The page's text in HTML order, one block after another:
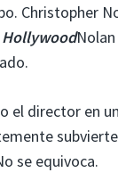
Christopher
el director en
se equivoca.